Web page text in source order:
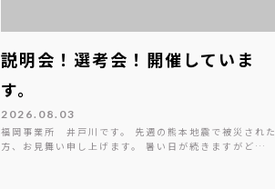
説明会！選考会！開催していま
す。
2026.08.03
福岡事業所 井戸川です。 先週の熊本地震で被災された
方、お見舞い申し上げます。 暑い日が続きますがど…